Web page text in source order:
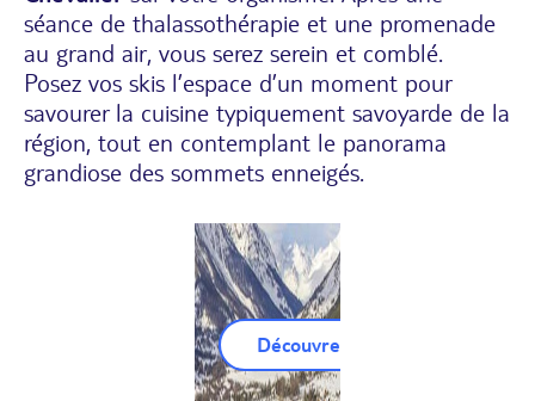
séance de thalassothérapie et une promenade
au grand air, vous serez serein et comblé.
Posez vos skis l’espace d’un moment pour
savourer la cuisine typiquement savoyarde de la
région, tout en contemplant le panorama
grandiose des sommets enneigés.
Découvrez nos Séjours Serre